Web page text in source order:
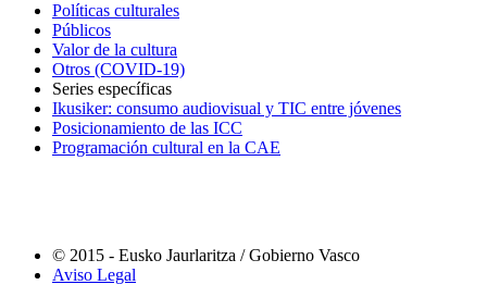
Políticas culturales
Públicos
Valor de la cultura
Otros (COVID-19)
Series específicas
Ikusiker: consumo audiovisual y TIC entre jóvenes
Posicionamiento de las ICC
Programación cultural en la CAE
© 2015 - Eusko Jaurlaritza / Gobierno Vasco
Aviso Legal